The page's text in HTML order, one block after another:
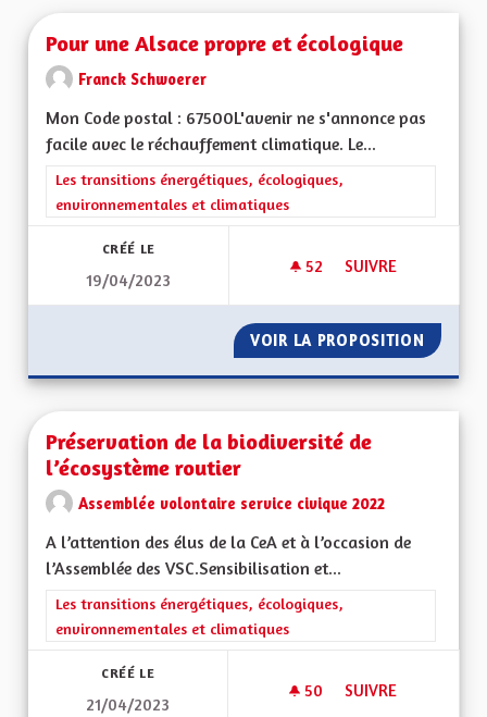
Pour une Alsace propre et écologique
Franck Schwoerer
Mon Code postal : 67500L'avenir ne s'annonce pas
facile avec le réchauffement climatique. Le...
Filtrer les résultats de la catégorie : Les transitions
Les transitions énergétiques, écologiques,
environnementales et climatiques
CRÉÉ LE
19/04/2023
52 52 ABONNÉS
SUIVRE
VOIR LA PROPOSITION POUR
Préservation de la biodiversité de
l’écosystème routier
Assemblée volontaire service civique 2022
A l’attention des élus de la CeA et à l’occasion de
l’Assemblée des VSC.Sensibilisation et...
Filtrer les résultats de la catégorie : Les transitions
Les transitions énergétiques, écologiques,
environnementales et climatiques
CRÉÉ LE
21/04/2023
50 50 ABONNÉS
SUIVRE